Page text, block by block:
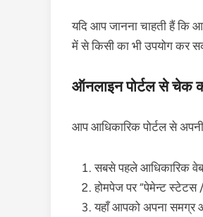
यदि आप जानना चाहती हैं कि
में से किसी का भी उपयोग कर
ऑनलाइन पोर्टल से चेक
आप आधिकारिक पोर्टल से
सबसे पहले आधिकारिक
होमपेज पर “पेमेन्ट स्टेटस
यहाँ आपको अपना समग्र